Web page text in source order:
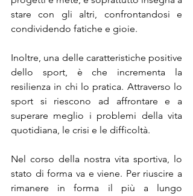
stare con gli altri, confrontandosi e
condividendo fatiche e gioie.
Inoltre, una delle caratteristiche positive
dello sport, è che incrementa la
resilienza in chi lo pratica. Attraverso lo
sport si riescono ad affrontare e a
superare meglio i problemi della vita
quotidiana, le crisi e le difficoltà.
Nel corso della nostra vita sportiva, lo
stato di forma va e viene. Per riuscire a
rimanere in forma il più a lungo